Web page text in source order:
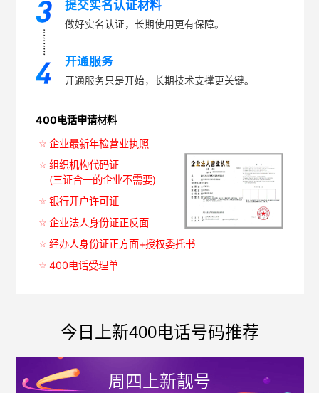
提交实名认证材料
做好实名认证，长期使用更有保障。
开通服务
开通服务只是开始，长期技术支撑更关键。
400电话申请材料
企业最新年检营业执照
组织机构代码证
(三证合一的企业不需要)
银行开户许可证
企业法人身份证正反面
经办人身份证正方面+授权委托书
400电话受理单
今日上新400电话号码推荐
周四上新靓号